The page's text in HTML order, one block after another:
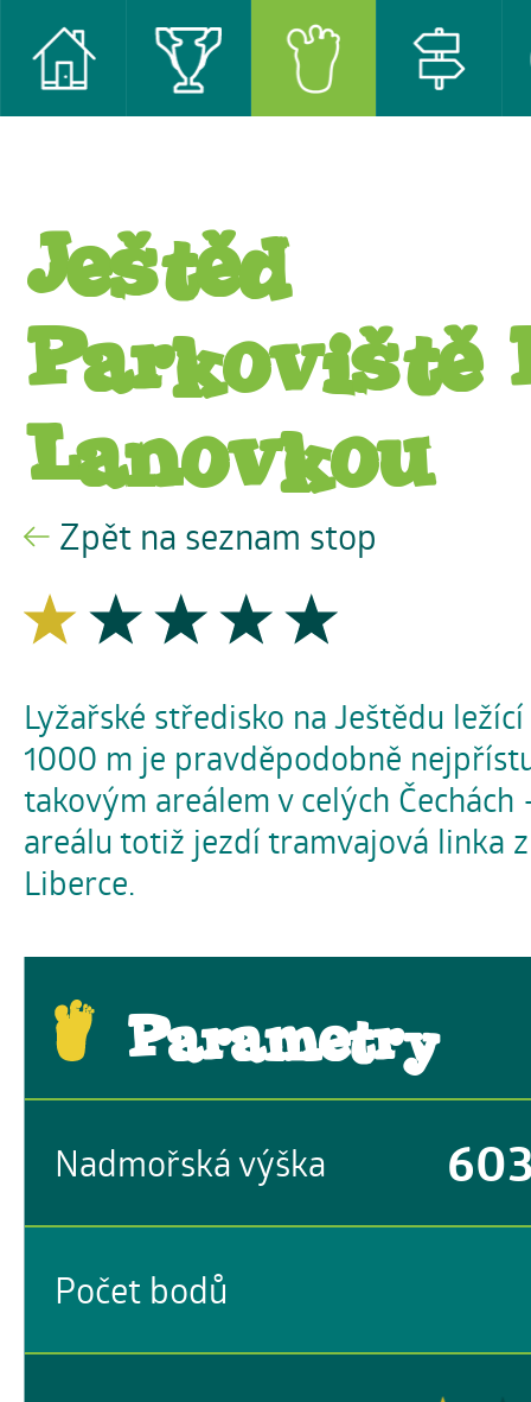
Ještěd
Parkoviště
Lanovkou
Zpět na seznam stop
Lyžařské středisko na Ještědu
1000 m je pravděpodobně
takovým areálem v celých Čechách
areálu totiž jezdí tramvajová linka
Liberce.
Parametry
Nadmořská výška
Počet bodů